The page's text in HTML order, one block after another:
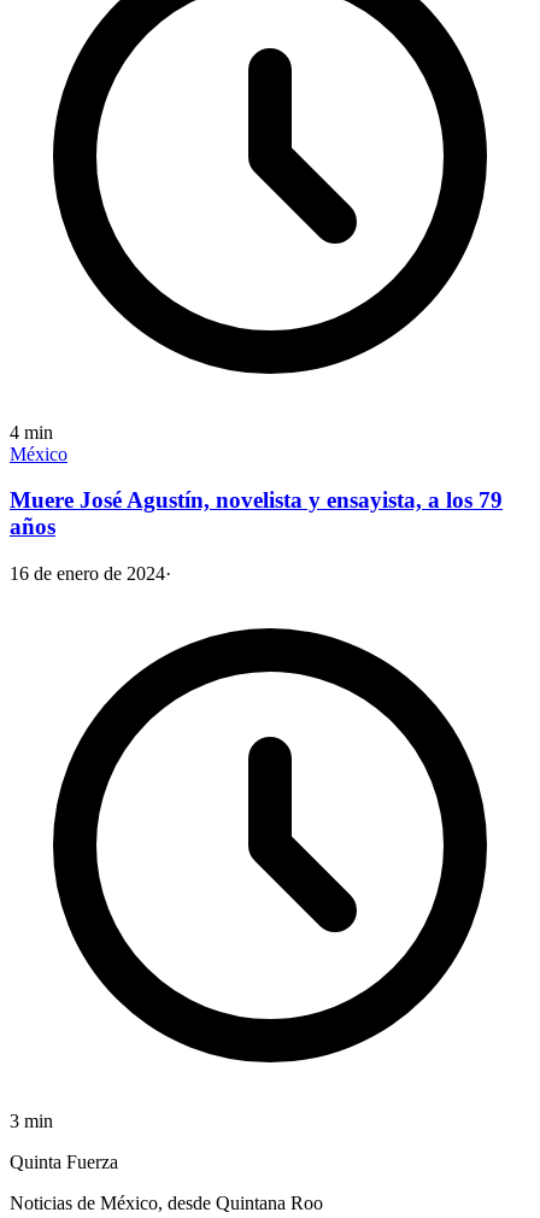
4 min
México
Muere José Agustín, novelista y ensayista, a los 79
años
16 de enero de 2024·
3 min
Quinta Fuerza
Noticias de México, desde Quintana Roo